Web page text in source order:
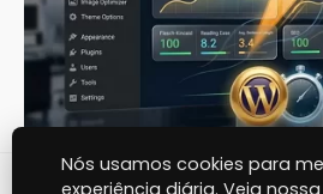
Nós usamos cookies para
experiência diária. Veja